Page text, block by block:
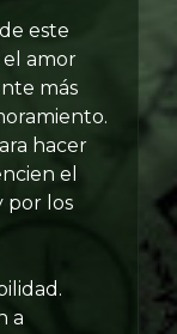
este
el amor
más
hacer
el
por los
a